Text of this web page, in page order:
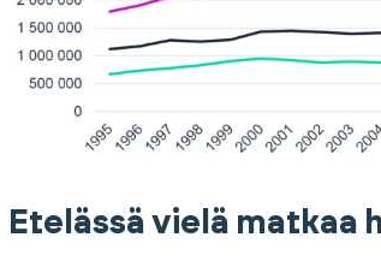
Etelässä vielä